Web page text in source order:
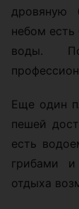
небом есть
воды.
Еще один
пешей
есть
грибами
отдыха